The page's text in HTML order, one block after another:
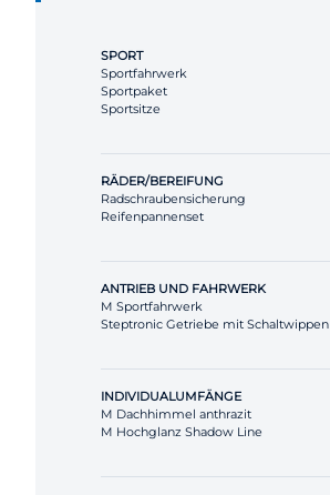
SPORT
Sportfahrwerk
Sportpaket
Sportsitze
RÄDER/BEREIFUNG
Radschraubensicherung
Reifenpannenset
ANTRIEB UND FAHRWERK
M Sportfahrwerk
Steptronic Getriebe mit Schaltwippen
INDIVIDUALUMFÄNGE
M Dachhimmel anthrazit
M Hochglanz Shadow Line